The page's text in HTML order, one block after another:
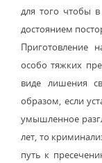
для того чтобы в
достоянием
Приготовление
особо тяжких
виде лишения
образом, если
умышленное
лет, то
путь к